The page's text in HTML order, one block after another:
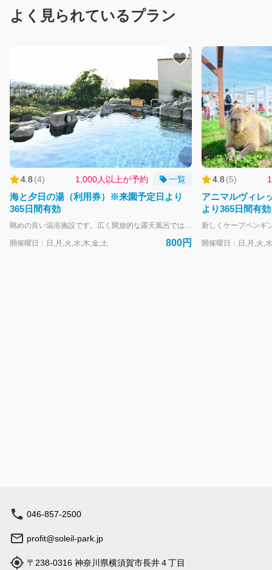
よく見られているプラン
4.8 (4) 1,000人以上が予約 一覧
海と夕日の湯（利用券）※来園予定日より
365日間有効
眺めの良い温浴施設です。広く開放的な露天風呂では広大な相模湾を一望することができ、晴れた日には富士山も眺められます。自然の空気を感じながら、リラックスすることができます。園内を楽しんだ後に、ゆっくりと汗を流すことができます。 【本チケットの有効範囲】 本チケット事前購入は、利用券を事前にご購入いただいた形となり、当日すぐにご利用いただけることを保証する内容ではございません。 当日の混雑状況によっては、お待ちいただく場合がございますので、ご了承ください。 【営業時間】 14:30～20:30（最終入館20：00） ※25年10月1日より月曜日・火曜日は定休日となります。 ※祝日の場合は営業いたします。 【購入に関して】 カレンダーより来園予定日を指定して購入ください。 来園予定日当日に利用できなかった場合でも、来園予定日から365日後までチケットは有効です。 チケットの購入をキャンセルしたい場合は、来園予定日の前日23:59まで無料でキャンセルが可能です。 キャンセルは、購入後に届くメールの「マイページ」から行ってください。
開催曜日：日,月,火,水,木,金,土 800円
4.8 (5)
アニマルヴィレ
より365日間有効
開催曜日：日,月,火,
046-857-2500
profit@soleil-park.jp
〒238-0316 神奈川県横須賀市長井４丁目